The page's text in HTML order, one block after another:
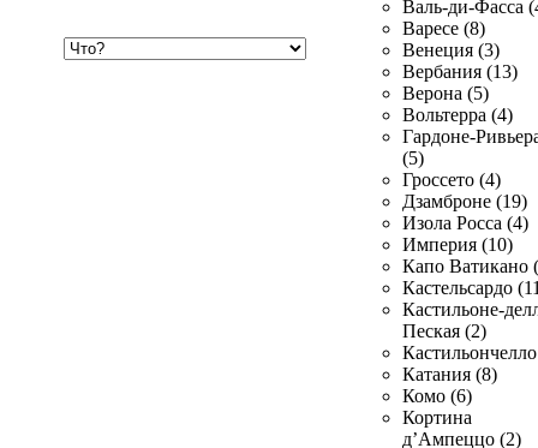
Валь-ди-Фасса
Варесе (8)
Венеция (3)
Вербания (13)
Верона (5)
Вольтерра (4)
Гардоне-
(5)
Гроссето (4)
Дзамброне (19)
Изола Росса (4)
Империя (10)
Капо Ватикано
Кастельсардо
Кастильоне-
Пеская (2)
Катания (8)
Комо (6)
Кортина
д’Ампеццо (2)